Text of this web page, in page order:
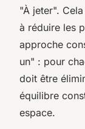
"À jeter".
à réduire les
approche
un" : pour
doit être
équilibre
espace.